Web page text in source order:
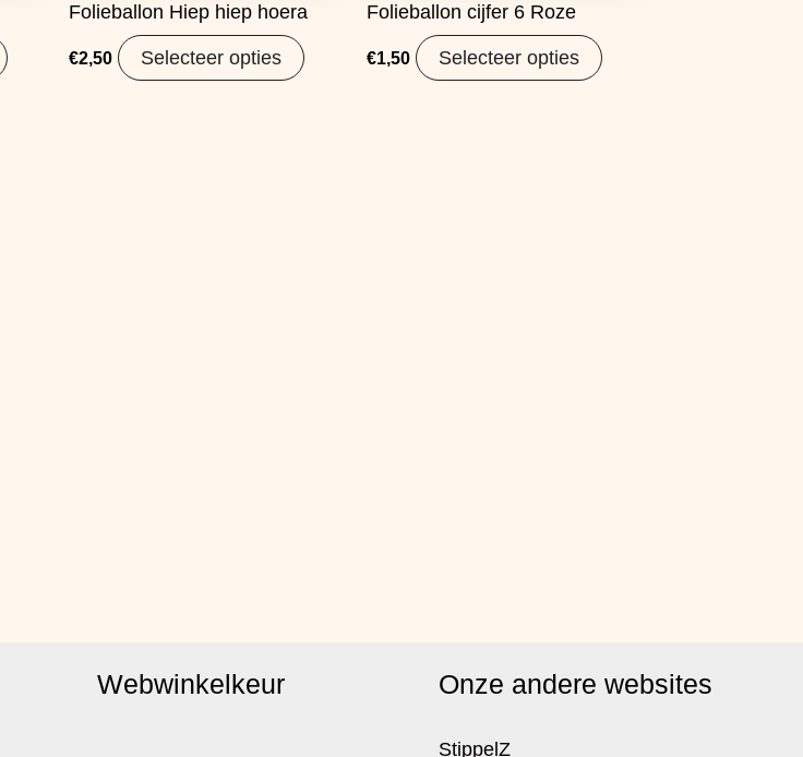
Folieballon Hiep hiep hoera
€2,50 Selecteer opties
Folieballon cijfer 6 Roze
€1,50 Selecteer opties
Webwinkelkeur Onze andere websites
StippelZ